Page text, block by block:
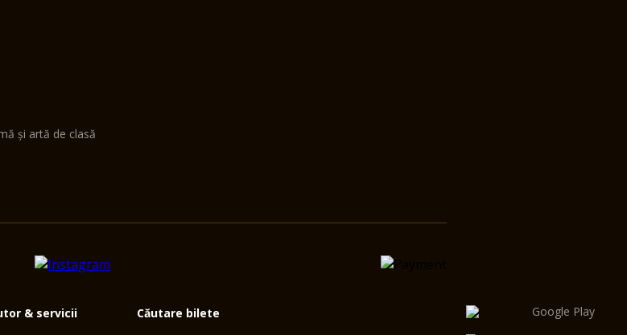
și artă de clasă
& servicii Căutare bilete